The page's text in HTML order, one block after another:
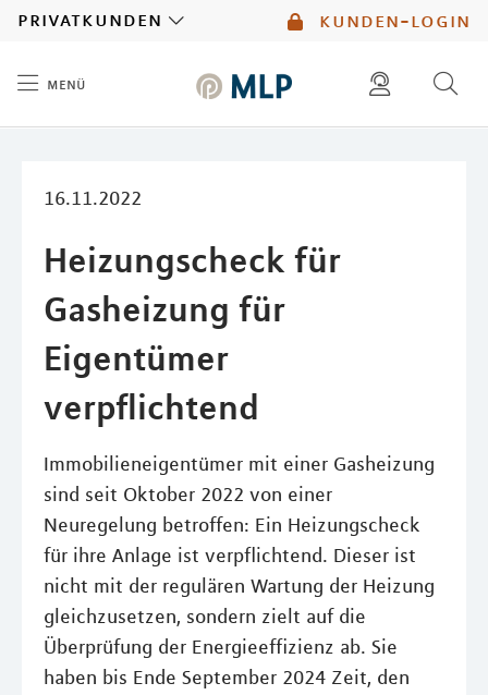
kunden-login
privatkunden
menü
16.11.2022
Heizungscheck für
Gasheizung für
Eigentümer
verpflichtend
Immobilieneigentümer mit einer Gasheizung
sind seit Oktober 2022 von einer
Neuregelung betroffen: Ein Heizungscheck
für ihre Anlage ist verpflichtend. Dieser ist
nicht mit der regulären Wartung der Heizung
gleichzusetzen, sondern zielt auf die
Überprüfung der Energieeffizienz ab. Sie
haben bis Ende September 2024 Zeit, den